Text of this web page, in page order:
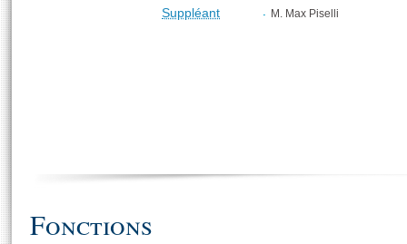
Suppléant M. Max Piselli
Fonctions